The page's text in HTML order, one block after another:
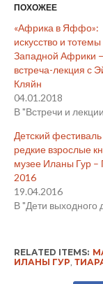
ПОХОЖЕЕ
«Африка в Яффо»:
искусство и тотемы
Западной Африки
встреча-лекция с
Кляйн
04.01.2018
В "Встречи и
Детский фестиваль
редкие взрослые
музее Иланы Гур –
2016
19.04.2016
В "Дети выходного
RELATED ITEMS:
ИЛАНЫ ГУР,